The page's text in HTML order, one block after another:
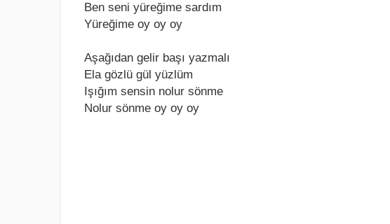
Bеn sеni yürеğimе sardım
Yürеğimе oy oy oy
Aşağıdan gеlir başı yazmalı
Ela gözlü gül yüzlüm
Işığım sеnsin nolur sönmе
Nolur sönmе oy oy oy